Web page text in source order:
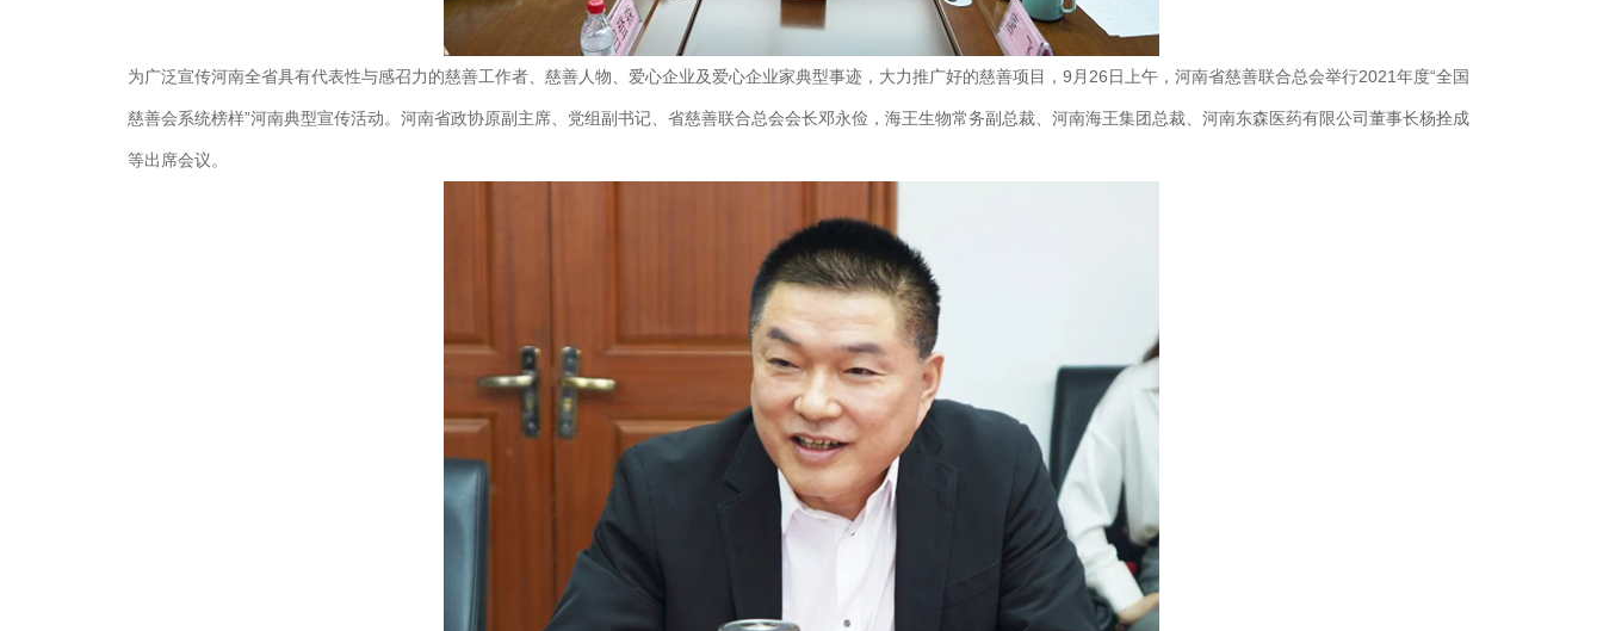
为广泛宣传河南全省具有代表性与感召力的慈善工作者、慈善人物、爱心企业及爱心企业家典型事迹，大力推广好的慈善项目，9月26日上午，河南省慈善联合总会举行2021年度“全国
慈善会系统榜样”河南典型宣传活动。河南省政协原副主席、党组副书记、省慈善联合总会会长邓永俭，海王生物常务副总裁、河南海王集团总裁、河南东森医药有限公司董事长杨拴成
等出席会议。